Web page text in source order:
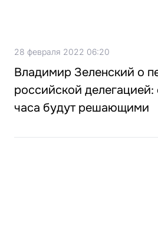
28 февраля 2022 06:20
Владимир Зеленский о
российской
часа будут решающими